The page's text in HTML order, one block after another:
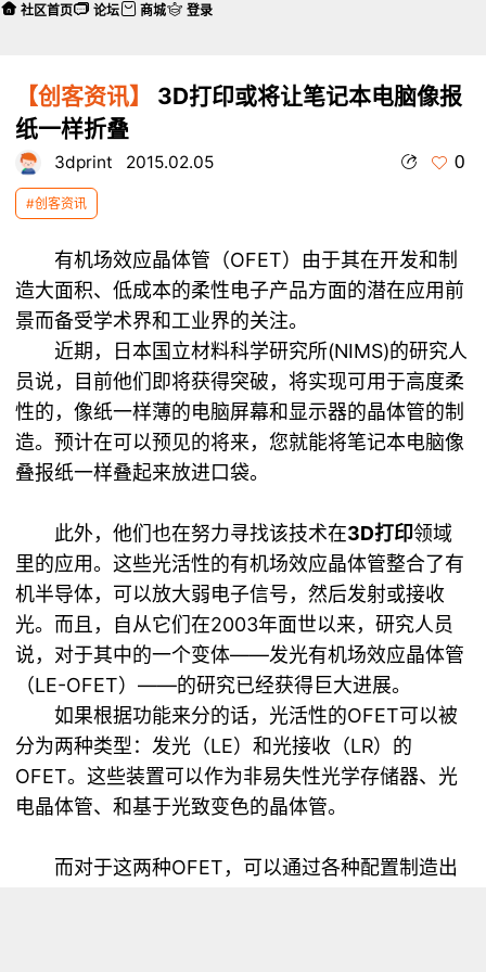
【创客资讯】
3D打印或将让笔记本电脑像报
纸一样折叠
3dprint 2015.02.05 0
#创客资讯
有机场效应晶体管（OFET）由于其在开发和制
造大面积、低成本的柔性电子产品方面的潜在应用前
景而备受学术界和工业界的关注。
近期，日本国立材料科学研究所(NIMS)的研究人
员说，目前他们即将获得突破，将实现可用于高度柔
性的，像纸一样薄的电脑屏幕和显示器的晶体管的制
造。预计在可以预见的将来，您就能将笔记本电脑像
叠报纸一样叠起来放进口袋。
此外，他们也在努力寻找该技术在3D打印领域
里的应用。这些光活性的有机场效应晶体管整合了有
机半导体，可以放大弱电子信号，然后发射或接收
光。而且，自从它们在2003年面世以来，研究人员
说，对于其中的一个变体——发光有机场效应晶体管
（LE-OFET）——的研究已经获得巨大进展。
如果根据功能来分的话，光活性的OFET可以被
分为两种类型：发光（LE）和光接收（LR）的
OFET。这些装置可以作为非易失性光学存储器、光
电晶体管、和基于光致变色的晶体管。
而对于这两种OFET，可以通过各种配置制造出
社区首页 论坛 商城 登录